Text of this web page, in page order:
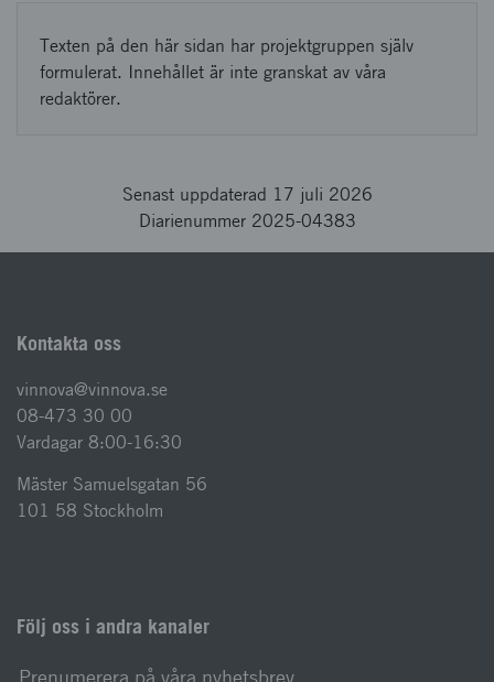
Texten på den här sidan har projektgruppen själv
formulerat. Innehållet är inte granskat av våra
redaktörer.
Senast uppdaterad 17 juli 2026
Diarienummer 2025-04383
Kontakta oss
vinnova@vinnova.se
08-473 30 00
Vardagar 8:00-16:30
Mäster Samuelsgatan 56
101 58 Stockholm
Följ oss i andra kanaler
Prenumerera på våra nyhetsbrev